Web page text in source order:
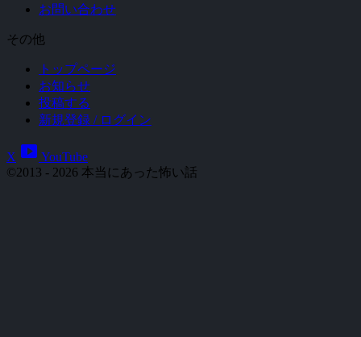
お問い合わせ
その他
トップページ
お知らせ
投稿する
新規登録 / ログイン
X smart_display YouTube
©2013 - 2026 本当にあった怖い話